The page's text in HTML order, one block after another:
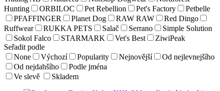
Hunting
ORBILOC Pet Rebellion Pet's Factory
Petbelle
PFAFFINGER
Planet Dog RAW RAW
Red Dingo
Ruffwear
RUKKA PETS Salač Serrano
Simple Solution
Sokol Falco
STARMARK Vet's Best
ZiwiPeak
Seřadit podle
None
Výchozí Popularity Nejnovější
Od nejlevnejšího
Od nejdahšího
Podle jména
Ve slevě
Skladem